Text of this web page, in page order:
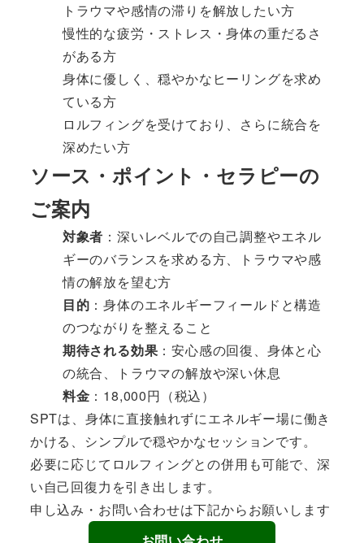
トラウマや感情の滞りを解放したい方
慢性的な疲労・ストレス・身体の重だるさ
がある方
身体に優しく、穏やかなヒーリングを求め
ている方
ロルフィングを受けており、さらに統合を
深めたい方
ソース・ポイント・セラピーの
ご案内
対象者 ：深いレベルでの自己調整やエネル
ギーのバランスを求める方、トラウマや感
情の解放を望む方
目的 ：身体のエネルギーフィールドと構造
のつながりを整えること
期待される効果 ：安心感の回復、身体と心
の統合、トラウマの解放や深い休息
料金 ：18,000円（税込）
SPTは、身体に直接触れずにエネルギー場に働き
かける、シンプルで穏やかなセッションです。
必要に応じてロルフィングとの併用も可能で、深
い自己回復力を引き出します。
申し込み・お問い合わせは下記からお願いします